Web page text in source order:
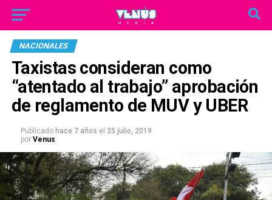
NACIONALES
Taxistas consideran como
“atentado al trabajo” aprobación
de reglamento de MUV y UBER
Publicado hace 7 años el 25 julio, 2019
por Venus